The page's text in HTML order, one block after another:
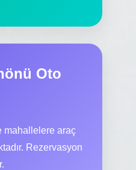
Oto
mahallelere araç
Rezervasyon